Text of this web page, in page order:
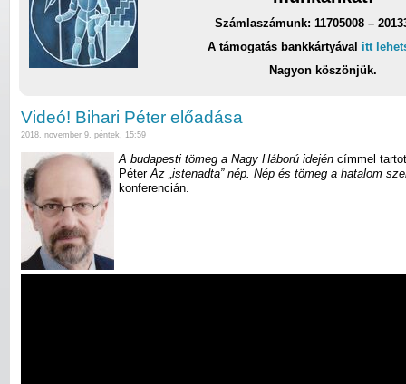
Számlaszámunk: 11705008 –
A támogatás bankkártyával itt
Nagyon köszönjük.
Videó! Bihari Péter előadása
2018. november 9. péntek, 15:59
A budapesti tömeg a Nagy Háború idején címmel
Péter Az „istenadta” nép. Nép és tömeg a hatalom
konferencián.